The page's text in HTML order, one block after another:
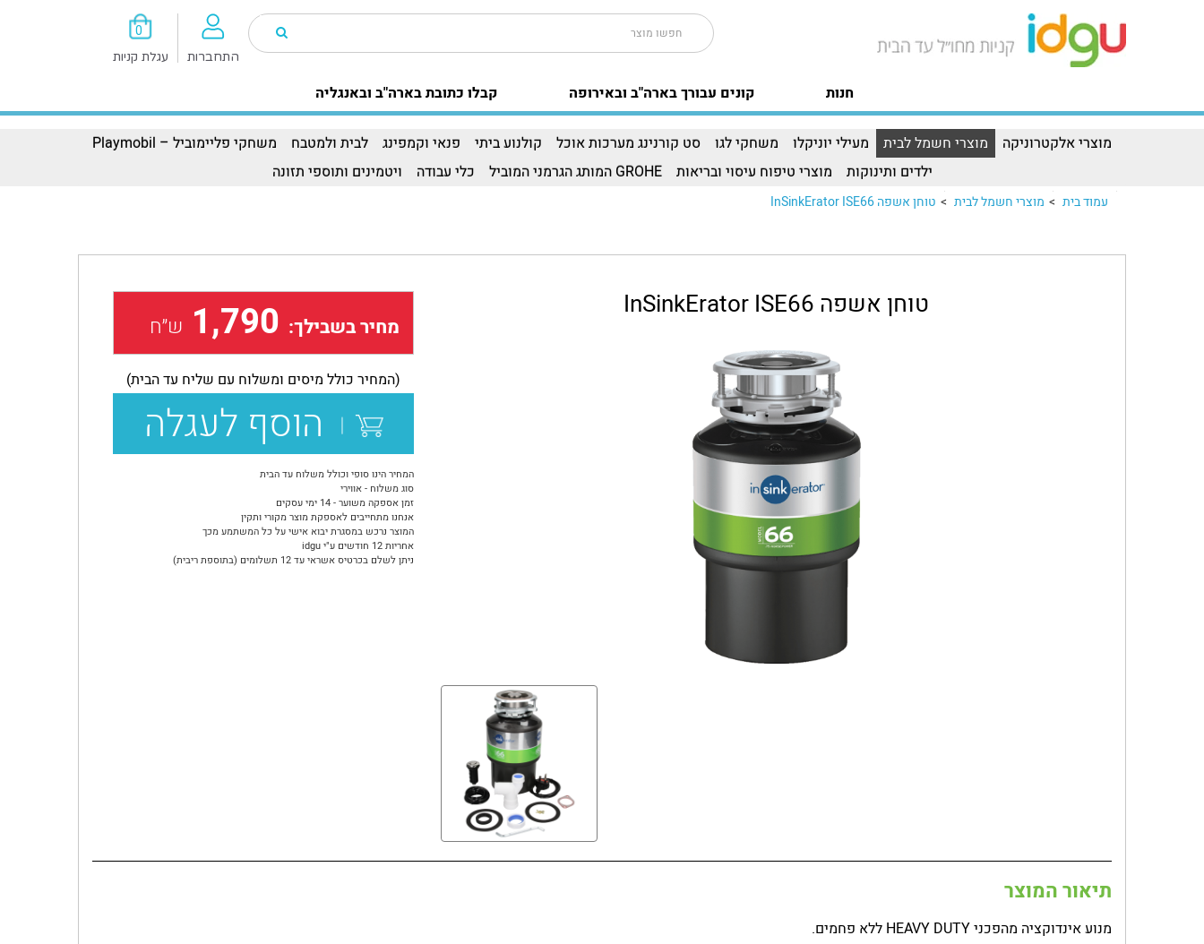
0
עגלת קניות התחברות
קבלו כתובת בארה"ב ובאנגליה קונים עבורך בארה"ב ובאירופה חנות
מוצרי אלקטרוניקה מוצרי חשמל לבית מעילי יוניקלו משחקי לגו סט קורנינג מערכות אוכל קולנוע ביתי פנאי וקמפינג לבית ולמטבח
משחקי פליימוביל – Playmobil
ילדים ותינוקות
מוצרי טיפוח עיסוי ובריאות GROHE המותג הגרמני המוביל כלי עבודה ויטמינים ותוספי תזונה
עמוד בית > מוצרי חשמל לבית > טוחן אשפה InSinkErator ISE66
טוחן אשפה InSinkErator ISE66
מחיר בשבילך: 1,790 ש״ח
(המחיר כולל מיסים ומשלוח עם שליח עד הבית)
הוסף לעגלה
המחיר הינו סופי וכולל משלוח עד הבית
סוג משלוח - אווירי
זמן אספקה משוער - 14 ימי עסקים
אנחנו מתחייבים לאספקת מוצר מקורי ותקין
המוצר נרכש במסגרת יבוא אישי על כל המשתמע מכך
אחריות 12 חודשים ע"י idgu
ניתן לשלם בכרטיס אשראי עד 12 תשלומים (בתוספת ריבית)
תיאור המוצר
מנוע אינדוקציה מהפכני HEAVY DUTY ללא פחמים.